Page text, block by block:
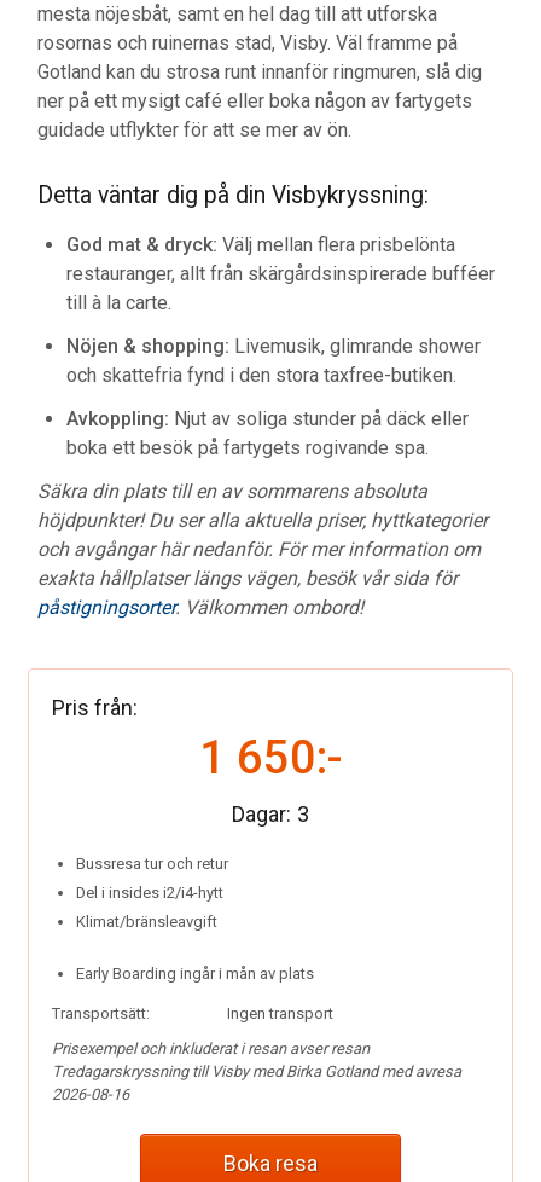
mesta nöjesbåt, samt en hel dag till att utforska
rosornas och ruinernas stad, Visby. Väl framme på
Gotland kan du strosa runt innanför ringmuren, slå dig
ner på ett mysigt café eller boka någon av fartygets
guidade utflykter för att se mer av ön.
Detta väntar dig på din Visbykryssning:
God mat & dryck: Välj mellan flera prisbelönta
restauranger, allt från skärgårdsinspirerade bufféer
till à la carte.
Nöjen & shopping: Livemusik, glimrande shower
och skattefria fynd i den stora taxfree-butiken.
Avkoppling: Njut av soliga stunder på däck eller
boka ett besök på fartygets rogivande spa.
Säkra din plats till en av sommarens absoluta
höjdpunkter! Du ser alla aktuella priser, hyttkategorier
och avgångar här nedanför. För mer information om
exakta hållplatser längs vägen, besök vår sida för
påstigningsorter. Välkommen ombord!
Pris från:
1 650:-
Dagar: 3
Bussresa tur och retur
Del i insides i2/i4-hytt
Klimat/bränsleavgift
Early Boarding ingår i mån av plats
Transportsätt:
Ingen transport
Prisexempel och inkluderat i resan avser resan
Tredagarskryssning till Visby med Birka Gotland med avresa
2026-08-16
Boka resa